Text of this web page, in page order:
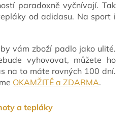
paradoxně vyčnívají. Tak
od adidasu. Na sport i
vám zboží padlo jako ulité.
vyhovovat, můžete ho
na to máte rovných 100 dní.
OKAMŽITĚ a ZDARMA.
a tepláky